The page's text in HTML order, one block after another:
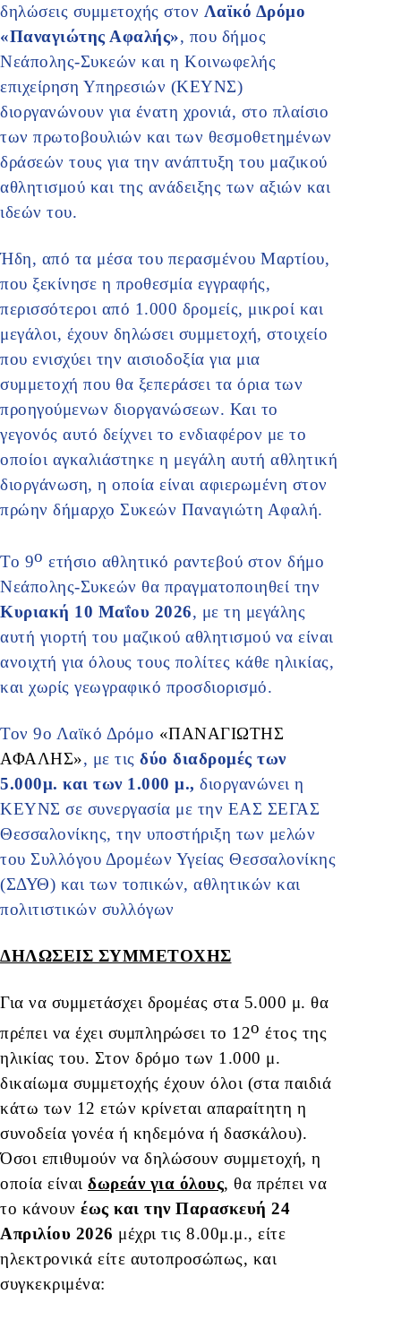
δηλώσεις συμμετοχής στον Λαϊκό Δρόμο
«Παναγιώτης Αφαλής», που δήμος
Νεάπολης-Συκεών και η Κοινωφελής
επιχείρηση Υπηρεσιών (ΚΕΥΝΣ)
διοργανώνουν για ένατη χρονιά, στο πλαίσιο
των πρωτοβουλιών και των θεσμοθετημένων
δράσεών τους για την ανάπτυξη του μαζικού
αθλητισμού και της ανάδειξης των αξιών και
ιδεών του.
Ήδη, από τα μέσα του περασμένου Μαρτίου,
που ξεκίνησε η προθεσμία εγγραφής,
περισσότεροι από 1.000 δρομείς, μικροί και
μεγάλοι, έχουν δηλώσει συμμετοχή, στοιχείο
που ενισχύει την αισιοδοξία για μια
συμμετοχή που θα ξεπεράσει τα όρια των
προηγούμενων διοργανώσεων. Και το
γεγονός αυτό δείχνει το ενδιαφέρον με το
οποίοι αγκαλιάστηκε η μεγάλη αυτή αθλητική
διοργάνωση, η οποία είναι αφιερωμένη στον
πρώην δήμαρχο Συκεών Παναγιώτη Αφαλή.
Το 9ο ετήσιο αθλητικό ραντεβού στον δήμο
Νεάπολης-Συκεών θα πραγματοποιηθεί την
Κυριακή 10 Μαΐου 2026, με τη μεγάλης
αυτή γιορτή του μαζικού αθλητισμού να είναι
ανοιχτή για όλους τους πολίτες κάθε ηλικίας,
και χωρίς γεωγραφικό προσδιορισμό.
Τον 9ο Λαϊκό Δρόμο «ΠΑΝΑΓΙΩΤΗΣ
ΑΦΑΛΗΣ», με τις δύο διαδρομές των
5.000μ. και των 1.000 μ., διοργανώνει η
ΚΕΥΝΣ σε συνεργασία με την ΕΑΣ ΣΕΓΑΣ
Θεσσαλονίκης, την υποστήριξη των μελών
του Συλλόγου Δρομέων Υγείας Θεσσαλονίκης
(ΣΔΥΘ) και των τοπικών, αθλητικών και
πολιτιστικών συλλόγων
ΔΗΛΩΣΕΙΣ ΣΥΜΜΕΤΟΧΗΣ
Για να συμμετάσχει δρομέας στα 5.000 μ. θα
πρέπει να έχει συμπληρώσει το 12ο έτος της
ηλικίας του. Στον δρόμο των 1.000 μ.
δικαίωμα συμμετοχής έχουν όλοι (στα παιδιά
κάτω των 12 ετών κρίνεται απαραίτητη η
συνοδεία γονέα ή κηδεμόνα ή δασκάλου).
Όσοι επιθυμούν να δηλώσουν συμμετοχή, η
οποία είναι δωρεάν για όλους, θα πρέπει να
το κάνουν έως και την Παρασκευή 24
Απριλίου 2026 μέχρι τις 8.00μ.μ., είτε
ηλεκτρονικά είτε αυτοπροσώπως, και
συγκεκριμένα: